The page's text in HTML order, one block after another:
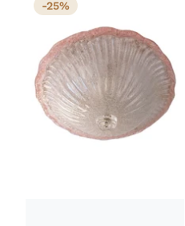
-25%